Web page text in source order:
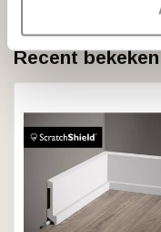
Recent bekeken